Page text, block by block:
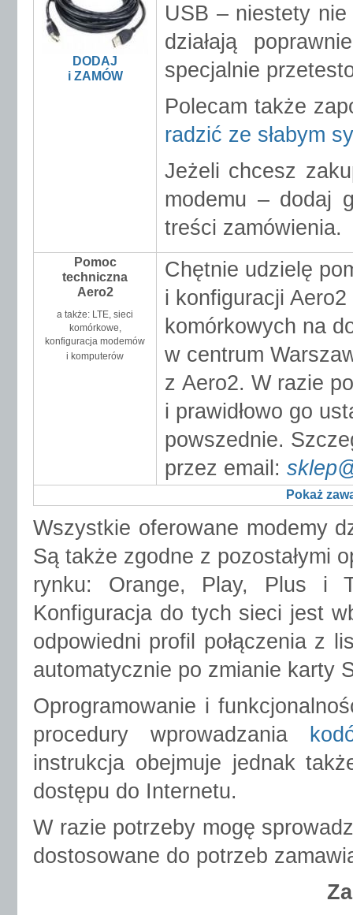
USB – niestety
działają
specjalnie
Polecam także
radzić ze słabym
Jeżeli chcesz
modemu – dodaj
treści zamówienia.
DODAJ
i ZAMÓW
Pomoc
techniczna
Aero2
a także: LTE, sieci
komórkowe,
konfiguracja modemów
i komputerów
Chętnie udzielę
i konfiguracji
komórkowych na
w centrum
z Aero2. W razie
i prawidłowo go
powszednie.
przez email:
Pokaż
Wszystkie oferowane modemy
Są także zgodne z pozostałymi
rynku: Orange, Play, Plus i
Konfiguracja do tych sieci jest
odpowiedni profil połączenia z
automatycznie po zmianie karty
Oprogramowanie i
procedury wprowadzania
instrukcja obejmuje jednak
dostępu do Internetu.
W razie potrzeby mogę
dostosowane do potrzeb